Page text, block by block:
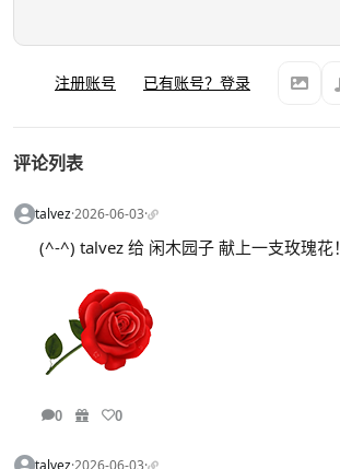
注册账号 已有账号？登录
评论列表
talvez·2026-06-03·
(^-^) talvez 给 闲木园子 献上一支玫瑰花！
0 0